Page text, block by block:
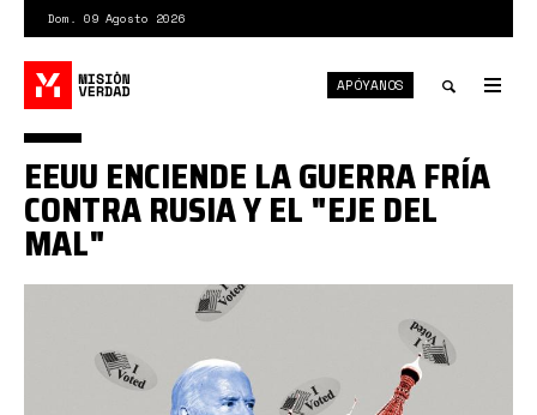
contenido
principal
Dom. 09 Agosto 2026
search
APÓYANOS
1600377196839.jpg
EEUU ENCIENDE LA GUERRA FRÍA
CONTRA RUSIA Y EL "EJE DEL
MAL"